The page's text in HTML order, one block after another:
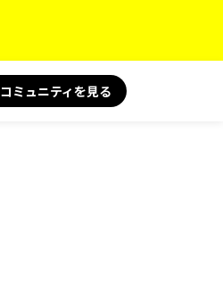
コミュニティを見る